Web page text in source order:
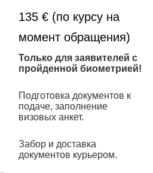
135 € (по курсу на
момент обращения)
Только для заявителей с
пройденной биометрией!
Подготовка документов к
подаче, заполнение
визовых анкет.
Забор и доставка
документов курьером.